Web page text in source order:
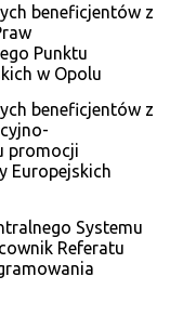
beneficjentów z
Punktu
w Opolu
beneficjentów z
promocji
Europejskich
Systemu
Referatu